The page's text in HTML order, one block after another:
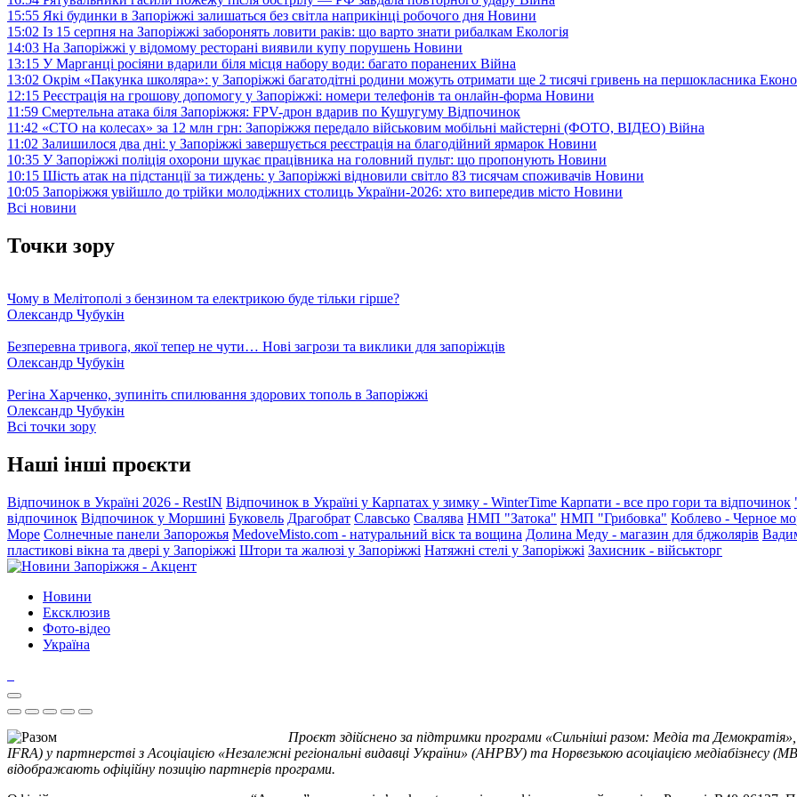
15:55 Які будинки в Запоріжжі залишаться без світла наприкінці робочого дня Новини
15:02 Із 15 серпня на Запоріжжі заборонять ловити раків: що варто знати рибалкам Екологія
14:03 На Запоріжжі у відомому ресторані виявили купу порушень Новини
13:15 У Марганці росіяни вдарили біля місця набору води: багато поранених Війна
13:02 Окрім «Пакунка школяра»: у Запоріжжі багатодітні родини можуть отримати ще 2 тисячі гривень на першокласника
12:15 Реєстрація на грошову допомогу у Запоріжжі: номери телефонів та онлайн-форма Новини
11:59 Смертельна атака біля Запоріжжя: FPV-дрон вдарив по Кушугуму Відпочинок
11:42 «СТО на колесах» за 12 млн грн: Запоріжжя передало військовим мобільні майстерні (ФОТО, ВІДЕО) Війна
11:02 Залишилося два дні: у Запоріжжі завершується реєстрація на благодійний ярмарок Новини
10:35 У Запоріжжі поліція охорони шукає працівника на головний пульт: що пропонують Новини
10:15 Шість атак на підстанції за тиждень: у Запоріжжі відновили світло 83 тисячам споживачів Новини
10:05 Запоріжжя увійшло до трійки молодіжних столиць України-2026: хто випередив місто Новини
Всі новини
Точки зору
Чому в Мелітополі з бензином та електрикою буде тільки гірше?
Олександр Чубукін
Безперевна тривога, якої тепер не чути… Нові загрози та виклики для запоріжців
Олександр Чубукін
Регіна Харченко, зупиніть спилювання здорових тополь в Запоріжжі
Олександр Чубукін
Всі точки зору
Наші інші проєкти
Відпочинок в Україні 2026 - RestIN Відпочинок в Україні у Карпатах у зимку - WinterTime Карпати - все про гори та відпочинок
відпочинок Відпочинок у Моршині Буковель Драгобрат Славсько Свалява НМП "Затока" НМП "Грибовка" Коблево - Черное
Море Солнечные панели Запорожья MedoveMisto.com - натуральний віск та вощина Долина Меду - магазин для бджолярів
пластикові вікна та двері у Запоріжжі Штори та жалюзі у Запоріжжі Натяжні стелі у Запоріжжі Захисник - військторг
Новини
Ексклюзив
Фото-відео
Україна
Проєкт здійснено за підтримки програми «Сильніші разом: Медіа та
IFRA) у партнерстві з Асоціацією «Незалежні регіональні видавці України» (АНРВУ) та Норвезькою асоціацією медіабізнесу
відображають офіційну позицію партнерів програми.